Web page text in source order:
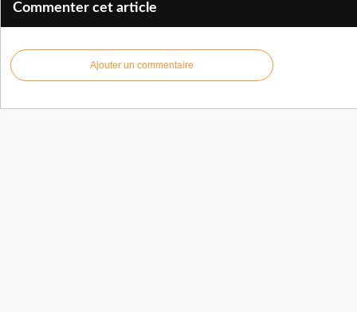
Commenter cet article
Ajouter un commentaire